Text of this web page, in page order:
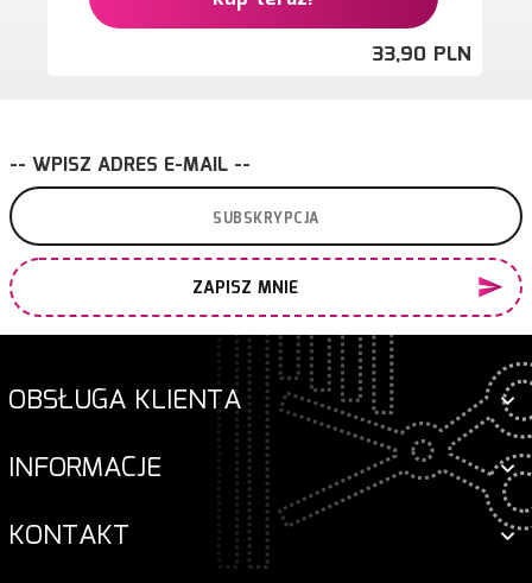
33,90 PLN
-- WPISZ ADRES E-MAIL --
ZAPISZ MNIE
OBSŁUGA KLIENTA
INFORMACJE
KONTAKT